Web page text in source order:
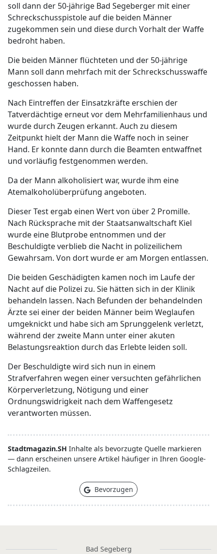
soll dann der 50-jährige Bad Segeberger mit einer
Schreckschusspistole auf die beiden Männer
zugekommen sein und diese durch Vorhalt der Waffe
bedroht haben.
Die beiden Männer flüchteten und der 50-jährige
Mann soll dann mehrfach mit der Schreckschusswaffe
geschossen haben.
Nach Eintreffen der Einsatzkräfte erschien der
Tatverdächtige erneut vor dem Mehrfamilienhaus und
wurde durch Zeugen erkannt. Auch zu diesem
Zeitpunkt hielt der Mann die Waffe noch in seiner
Hand. Er konnte dann durch die Beamten entwaffnet
und vorläufig festgenommen werden.
Da der Mann alkoholisiert war, wurde ihm eine
Atemalkoholüberprüfung angeboten.
Dieser Test ergab einen Wert von über 2 Promille.
Nach Rücksprache mit der Staatsanwaltschaft Kiel
wurde eine Blutprobe entnommen und der
Beschuldigte verblieb die Nacht in polizeilichem
Gewahrsam. Von dort wurde er am Morgen entlassen.
Die beiden Geschädigten kamen noch im Laufe der
Nacht auf die Polizei zu. Sie hätten sich in der Klinik
behandeln lassen. Nach Befunden der behandelnden
Ärzte sei einer der beiden Männer beim Weglaufen
umgeknickt und habe sich am Sprunggelenk verletzt,
während der zweite Mann unter einer akuten
Belastungsreaktion durch das Erlebte leiden soll.
Der Beschuldigte wird sich nun in einem
Strafverfahren wegen einer versuchten gefährlichen
Körperverletzung, Nötigung und einer
Ordnungswidrigkeit nach dem Waffengesetz
verantworten müssen.
Stadtmagazin.SH Inhalte als bevorzugte Quelle markieren
— dann erscheinen unsere Artikel häufiger in Ihren Google-
Schlagzeilen.
Bevorzugen
Bad Segeberg